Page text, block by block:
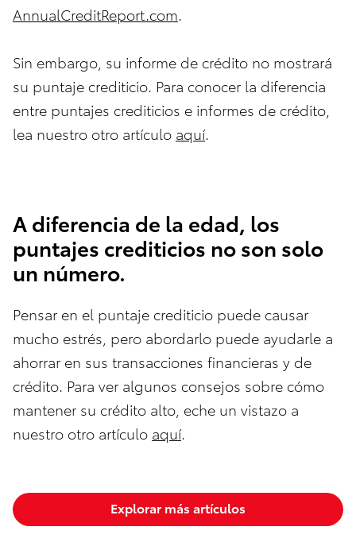
AnnualCreditReport.com.
Sin embargo, su informe de crédito no mostrará
su puntaje crediticio. Para conocer la diferencia
entre puntajes crediticios e informes de crédito,
lea nuestro otro artículo aquí.
A diferencia de la edad, los
puntajes crediticios no son solo
un número.
Pensar en el puntaje crediticio puede causar
mucho estrés, pero abordarlo puede ayudarle a
ahorrar en sus transacciones financieras y de
crédito. Para ver algunos consejos sobre cómo
mantener su crédito alto, eche un vistazo a
nuestro otro artículo aquí.
Explorar más artículos